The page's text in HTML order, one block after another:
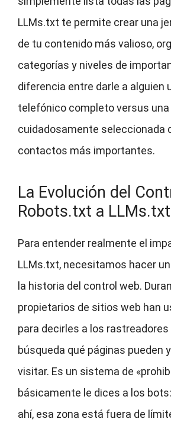
LLMs.txt te permite crear una
de tu contenido más valioso,
categorías y niveles de
diferencia entre darle a alguien
telefónico completo versus
cuidadosamente seleccionada
contactos más importantes.
La Evolución del
Robots.txt a LLMs.txt
Para entender realmente el
LLMs.txt, necesitamos hacer
la historia del control web.
propietarios de sitios web han
para decirles a los
búsqueda qué páginas pueden
visitar. Es un sistema de
básicamente le dices a los
ahí, esa zona está fuera de